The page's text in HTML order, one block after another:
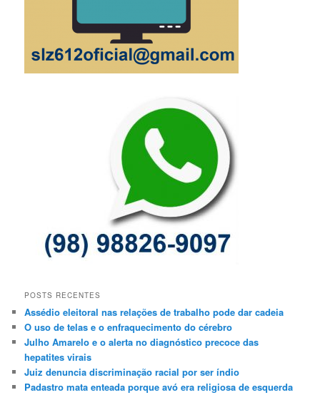
POSTS RECENTES
Assédio eleitoral nas relações de trabalho pode dar cadeia
O uso de telas e o enfraquecimento do cérebro
Julho Amarelo e o alerta no diagnóstico precoce das
hepatites virais
Juiz denuncia discriminação racial por ser índio
Padastro mata enteada porque avó era religiosa de esquerda